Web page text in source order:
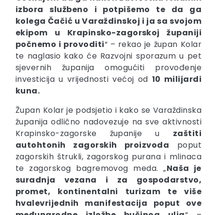
izbora službeno i potpišemo te da ga
kolega Čačić u Varaždinskoj i ja sa svojom
ekipom u Krapinsko-zagorskoj županiji
počnemo i provoditi“ – rekao je župan Kolar
te naglasio kako će Razvojni sporazum u pet
sjevernih županija omogućiti provođenje
investicija u vrijednosti većoj od 10 milijardi
kuna.
Župan Kolar je podsjetio i kako se Varaždinska
županija odlično nadovezuje na sve aktivnosti
Krapinsko-zagorske županije u zaštiti
autohtonih zagorskih proizvoda poput
zagorskih štrukli, zagorskog purana i mlinaca
te zagorskog bagremovog meda. „Naša je
suradnja vezana i za gospodarstvo,
promet, kontinentalni turizam te više
hvalevrijednih manifestacija poput ove